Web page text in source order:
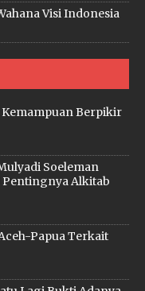
Visi Indonesia
Kemampuan Berpikir
Soeleman
Alkitab
Papua Terkait